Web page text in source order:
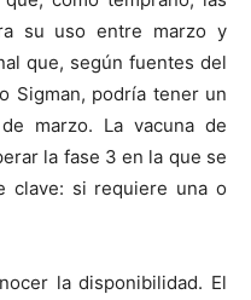
su uso entre marzo y
que, según fuentes del
Sigman, podría tener un
marzo. La vacuna de
la fase 3 en la que se
clave: si requiere una o
la disponibilidad. El